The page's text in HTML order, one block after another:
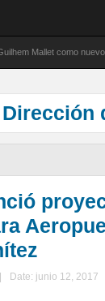
Mallet como nuevo
Dirección
Date: junio 12, 2017